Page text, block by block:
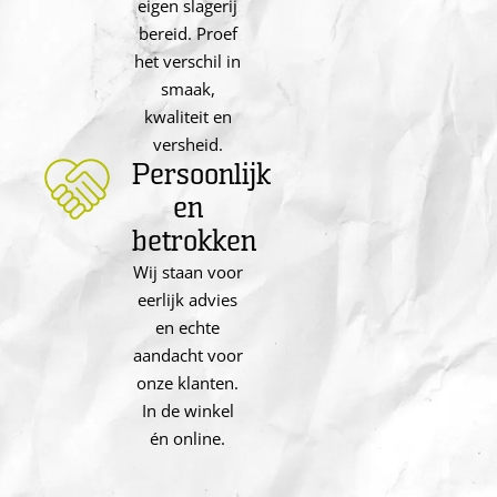
eigen slagerij
bereid. Proef
het verschil in
smaak,
kwaliteit en
versheid.
Persoonlijk
en
betrokken
Wij staan voor
eerlijk advies
en echte
aandacht voor
onze klanten.
In de winkel
én online.